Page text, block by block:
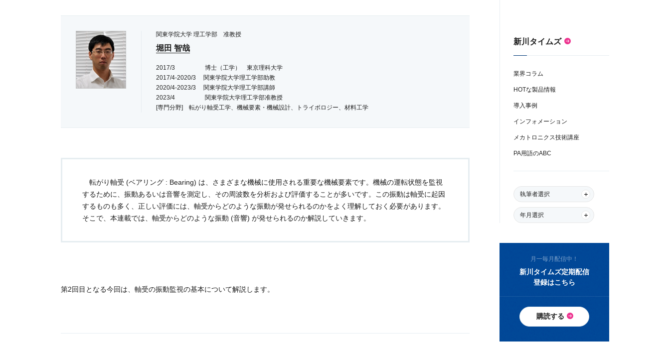
関東学院大学 理工学部 准教授
堀田 智哉
2017/3 博士（工学） 東京理科大学
2017/4‐2020/3 関東学院大学理工学部助教
2020/4-2023/3 関東学院大学理工学部講師
2023/4 関東学院大学理工学部准教授
[専門分野] 転がり軸受工学、機械要素・機械設計、トライボロジー、材料工学
転がり軸受 (ベアリング : Bearing) は、さまざまな機械に使用される重要な機械要素です。機械の運転状態を監視
するために、振動あるいは音響を測定し、その周波数を分析および評価することが多いです。この振動は軸受に起因
するものも多く、正しい評価には、軸受からどのような振動が発せられるのかをよく理解しておく必要があります。
そこで、本連載では、軸受からどのような振動 (音響) が発せられるのか解説していきます。
第2回目となる今回は、軸受の振動監視の基本について解説します。
新川タイムズ
業界コラム
HOTな製品情報
導入事例
インフォメーション
メカトロニクス技術講座
PA用語のABC
執筆者選択
年月選択
月一毎月配信中！
新川タイムズ定期配信
登録はこちら
購読する